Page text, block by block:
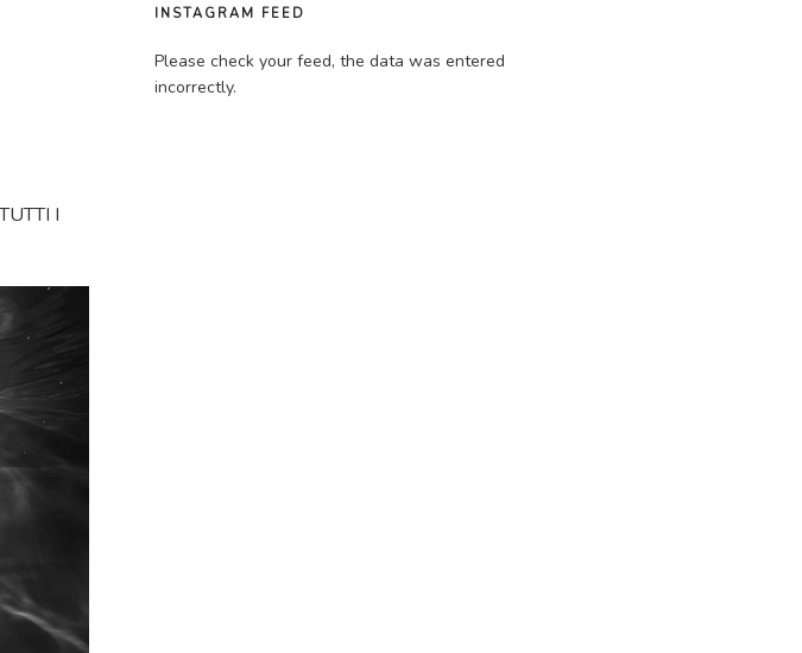
I
INSTAGRAM FEED
Please check your feed, the data was entered
incorrectly.